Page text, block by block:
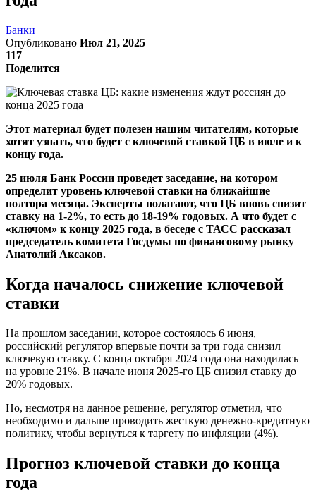
Банки
Опубликовано Июл 21, 2025
117
Поделится
Этот материал будет полезен нашим читателям, которые
хотят узнать, что будет с ключевой ставкой ЦБ в июле и к
концу года.
25 июля Банк России проведет заседание, на котором
определит уровень ключевой ставки на ближайшие
полтора месяца. Эксперты полагают, что ЦБ вновь снизит
ставку на 1-2%, то есть до 18-19% годовых. А что будет с
«ключом» к концу 2025 года, в беседе с ТАСС рассказал
председатель комитета Госдумы по финансовому рынку
Анатолий Аксаков.
Когда началось снижение ключевой
ставки
На прошлом заседании, которое состоялось 6 июня,
российский регулятор впервые почти за три года снизил
ключевую ставку. С конца октября 2024 года она находилась
на уровне 21%. В начале июня 2025-го ЦБ снизил ставку до
20% годовых.
Но, несмотря на данное решение, регулятор отметил, что
необходимо и дальше проводить жесткую денежно-кредитную
политику, чтобы вернуться к таргету по инфляции (4%).
Прогноз ключевой ставки до конца
года